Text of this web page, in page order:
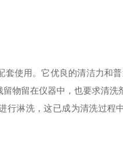
使用。它优良的清洁力和
物留在仪器中，也要求清洗
行淋洗，这已成为清洗过程